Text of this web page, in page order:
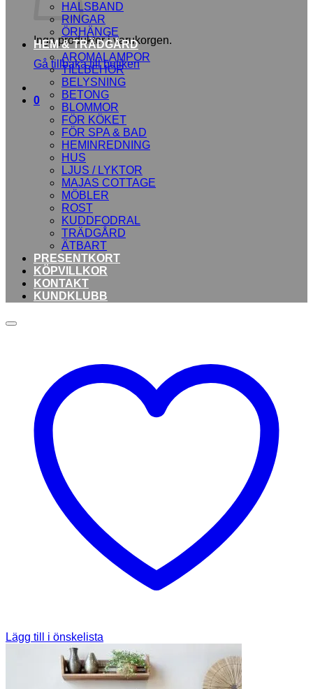
Inga produkter i varukorgen.
Gå tillbaka till butiken
0
HALSBAND
RINGAR
ÖRHÄNGE
HEM & TRÄDGÅRD
AROMALAMPOR
TILLBEHÖR
BELYSNING
BETONG
BLOMMOR
FÖR KÖKET
FÖR SPA & BAD
HEMINREDNING
HUS
LJUS / LYKTOR
MAJAS COTTAGE
MÖBLER
ROST
KUDDFODRAL
TRÄDGÅRD
ÄTBART
PRESENTKORT
KÖPVILLKOR
KONTAKT
KUNDKLUBB
Lägg till i önskelista